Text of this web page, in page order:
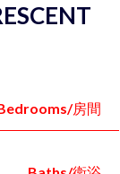
房間